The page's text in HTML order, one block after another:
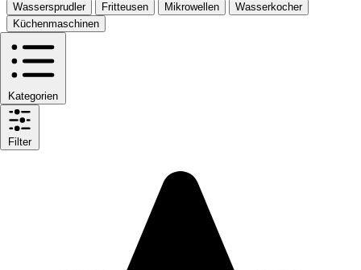
Wassersprudler Fritteusen Mikrowellen
Wasserkocher
Küchenmaschinen
Kategorien
Filter